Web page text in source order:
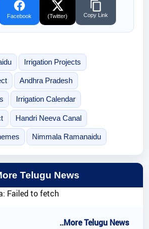
Facebook (Twitter) Copy Link
Irrigation Projects
Andhra Pradesh
Irrigation Calendar
Handri Neeva Canal
Nimmala Ramanaidu
Telugu News
Failed to fetch
..More Telugu News